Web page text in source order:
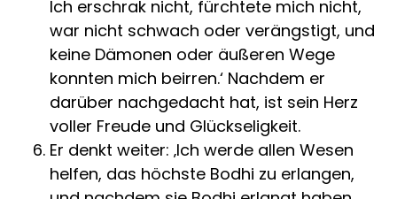
Ich erschrak nicht, fürchtete mich nicht,
war nicht schwach oder verängstigt, und
keine Dämonen oder äußeren Wege
konnten mich beirren.‘ Nachdem er
darüber nachgedacht hat, ist sein Herz
voller Freude und Glückseligkeit.
Er denkt weiter: ‚Ich werde allen Wesen
helfen, das höchste Bodhi zu erlangen,